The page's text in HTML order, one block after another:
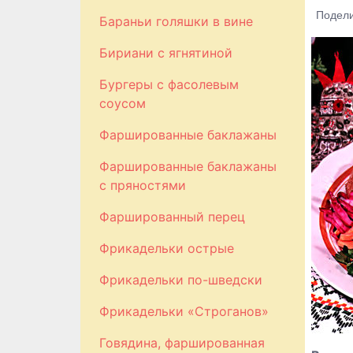
Бараньи голяшки в вине
Бириани с ягнятиной
Бургеры с фасолевым
соусом
Фаршированные баклажаны
Фаршированные баклажаны
с пряностями
Фаршированный перец
Фрикадельки острые
Фрикадельки по-шведски
Фрикадельки «Строганов»
Говядина, фаршированная